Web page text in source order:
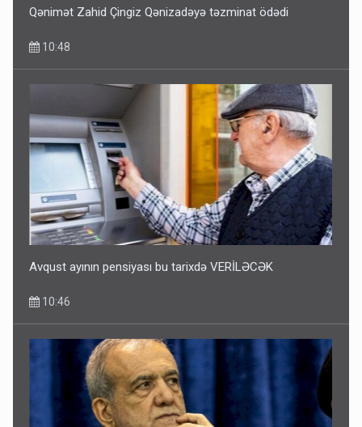
Qənimət Zahid Çingiz Qənizadəyə təzminat ödədi
10:48
Avqust ayının pensiyası bu tarixdə VERİLƏCƏK
10:46